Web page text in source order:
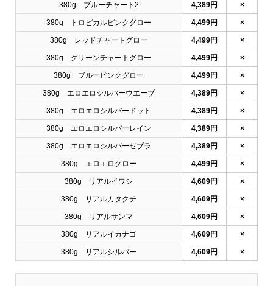
380g ブルーチャート2 4,389円 ×
380g トロピカルピンクグロー 4,499円 ×
380g レッドチャートグロー 4,499円 ×
380g グリーンチャートグロー 4,499円 ×
380g ブルーピンクグロー 4,499円 ×
380g エロエロシルバーウエーブ 4,389円 ×
380g エロエロシルバードット 4,389円 ×
380g エロエロシルバーレイン 4,389円 ×
380g エロエロシルバーゼブラ 4,389円 ×
380g エロエログロー 4,499円 ×
380g リアルイワシ 4,609円 ×
380g リアルカタクチ 4,609円 ×
380g リアルサンマ 4,609円 ×
380g リアルイカナゴ 4,609円 ×
380g リアルシルバー 4,609円 ×